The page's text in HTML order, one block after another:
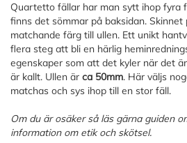
Quartetto fällar har man sytt ihop fyra
finns det sömmar på baksidan. Skinnet
matchande färg till ullen. Ett unikt
flera steg att bli en härlig
egenskaper som att det kyler när det
är kallt. Ullen är ca 50mm. Här väljs
matchas och sys ihop till en stor fäll.
Om du är osäker så läs gärna guiden
information om etik och skötsel.